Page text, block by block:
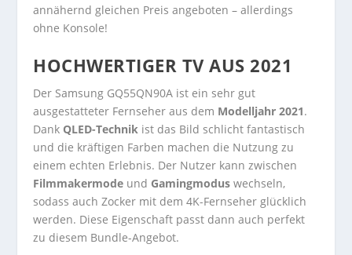
annähernd gleichen Preis angeboten – allerdings
ohne Konsole!
HOCHWERTIGER TV AUS 2021
Der Samsung GQ55QN90A ist ein sehr gut
ausgestatteter Fernseher aus dem Modelljahr 2021.
Dank QLED-Technik ist das Bild schlicht fantastisch
und die kräftigen Farben machen die Nutzung zu
einem echten Erlebnis. Der Nutzer kann zwischen
Filmmakermode und Gamingmoduswechseln,
sodass auch Zocker mit dem 4K-Fernseher glücklich
werden. Diese Eigenschaft passt dann auch perfekt
zu diesem Bundle-Angebot.